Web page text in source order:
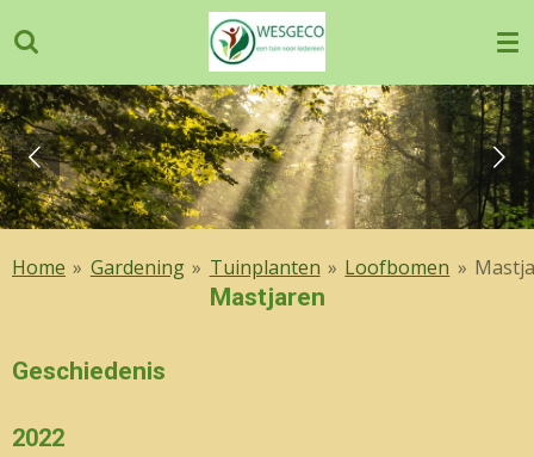
direct
naar
de
hoofdinhoud
Home » Gardening » Tuinplanten » Loofbomen »
Mastjaren
Geschiedenis
2022